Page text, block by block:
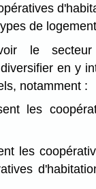
de
le secteur
en y
notamment :
les
les